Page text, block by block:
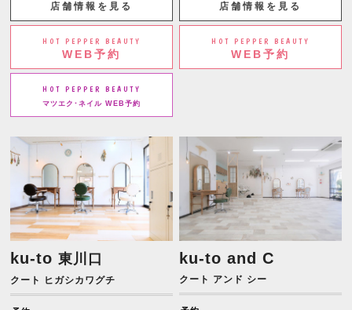
店舗情報を見る
HOT PEPPER BEAUTY
WEB予約
HOT PEPPER BEAUTY
マツエク･ネイル WEB予約
店舗情報を見る
HOT PEPPER BEAUTY
WEB予約
ku-to東川口
クート ヒガシカワグチ
ku-to and C
クート アンド シー